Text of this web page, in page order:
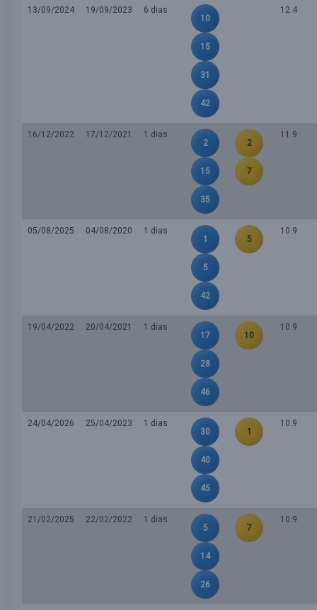
13/09/2024 19/09/2023
6 dias
10
15
31
42
12.4
16/12/2022 17/12/2021
1 dias
2
15
35
2
7
11.9
05/08/2025 04/08/2020
1 dias
1
5
42
5
10.9
19/04/2022 20/04/2021
1 dias
17
28
46
10
10.9
24/04/2026 25/04/2023
1 dias
30
40
45
1
10.9
21/02/2025 22/02/2022
1 dias
5
14
26
7
10.9